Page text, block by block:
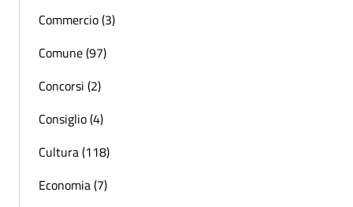
Commercio (3)
Comune (97)
Concorsi (2)
Consiglio (4)
Cultura (118)
Economia (7)